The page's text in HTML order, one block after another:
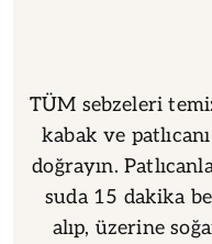
TÜM sebzeleri
kabak ve
doğrayın.
suda 15 dakika
alıp, üzerine